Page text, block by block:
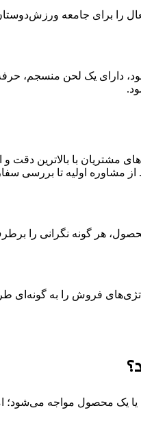
را برای جامعه
دارای یک لحن
مشتریان با بالاترین دقت
مشاوره اولیه تا بررسی
هر گونه نگرانی را
فروش را به ‌گونه‌ای
یا یک محصول مواجه